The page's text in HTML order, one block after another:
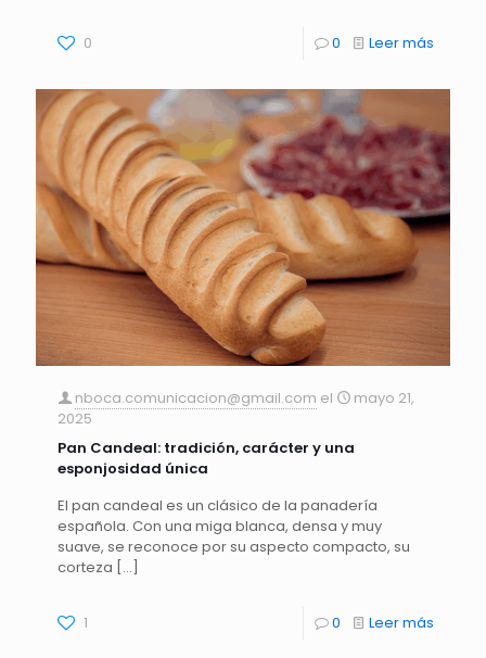
0 0 Leer más
nboca.comunicacion@gmail.com el
mayo 21,
2025
Pan Candeal: tradición, carácter y una
esponjosidad única
El pan candeal es un clásico de la panadería
española. Con una miga blanca, densa y muy
suave, se reconoce por su aspecto compacto, su
corteza […]
1 0 Leer más